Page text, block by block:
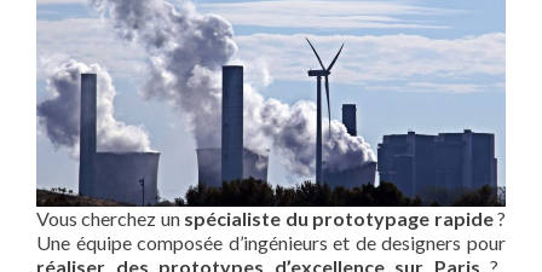
Vous cherchez unspécialiste du prototypage rapide?
Une équipe composée d’ingénieurs et de designers pour
réaliser des prototypes d’excellence sur Paris ?